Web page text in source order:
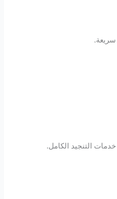
التنجيد الكامل.